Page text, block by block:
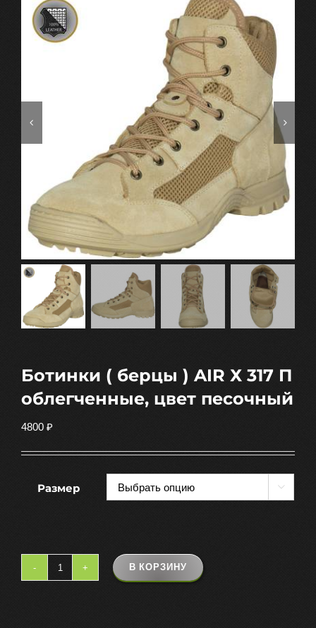
Ботинки ( берцы ) AIR Х 317 П
облегченные, цвет песочный
4800 ₽
Размер 
Количество
В КОРЗИНУ